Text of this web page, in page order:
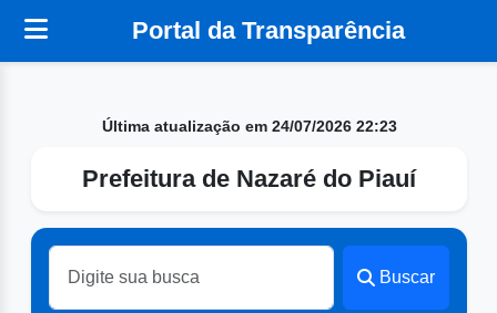
Portal da Transparência
Última atualização em 24/07/2026 22:23
Prefeitura de Nazaré do Piauí
Buscar